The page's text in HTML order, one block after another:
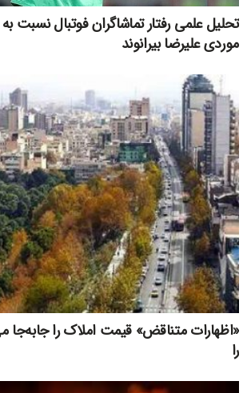
تحلیل علمی رفتار تماشاگران فوتبال نسبت به
موردی علیرضا بیرانوند
«اظهارات متناقض» قیمت‌ املاک را جابه‌جا
را